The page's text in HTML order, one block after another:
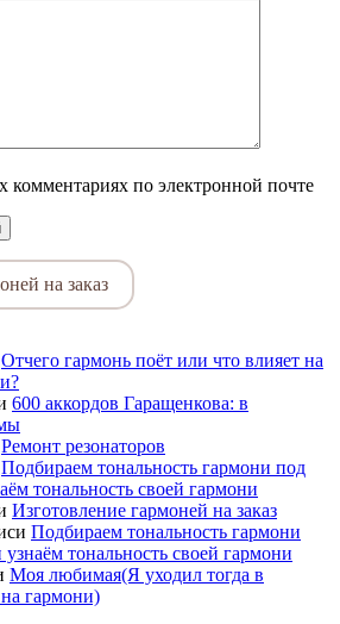
по электронной почте
на заказ
Отчего гармонь поёт или что влияет на
600 аккордов Гаращенкова: в
Ремонт резонаторов
Подбираем тональность гармони под
тональность своей гармони
Изготовление гармоней на заказ
Подбираем тональность гармони
тональность своей гармони
Моя любимая(Я уходил тогда в
гармони)